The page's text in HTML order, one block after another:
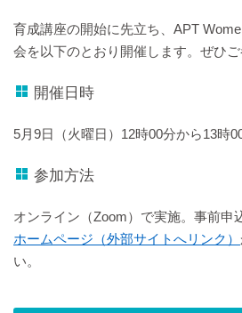
育成講座の開始に先立ち、APT
会を以下のとおり開催します。ぜひご
開催日時
5月9日（火曜日）12時00分から13時
参加方法
オンライン（Zoom）で実施。事前申
ホームページ（外部サイトへリンク）
い。